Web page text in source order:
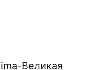
Великая